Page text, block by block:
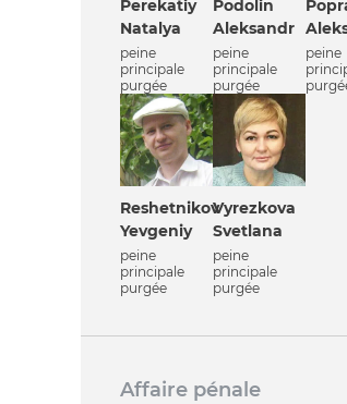
Perekatiy
Natalya
peine
principale
purgée
Podolin
Aleksandr
peine
principale
purgée
peine
Reshetnikov
Yevgeniy
peine
principale
purgée
Vyrezkova
Svetlana
peine
principale
purgée
Affaire pénale